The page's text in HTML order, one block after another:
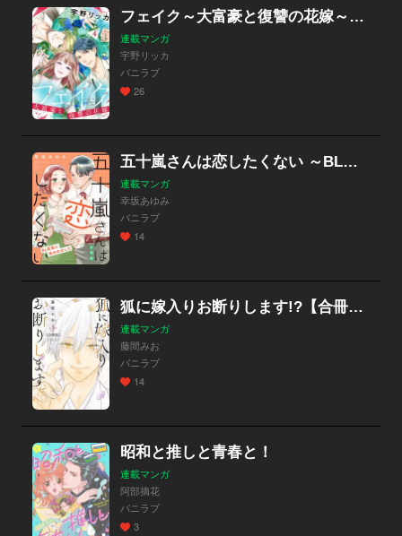
フェイク～大富豪と復讐の花嫁～【合冊版】
連載マンガ
宇野リッカ
バニラブ
26
五十嵐さんは恋したくない ～BL店長に拾われました～【合冊版】
連載マンガ
幸坂あゆみ
バニラブ
14
狐に嫁入りお断りします!?【合冊版】
連載マンガ
藤間みお
バニラブ
14
昭和と推しと青春と！
連載マンガ
阿部摘花
バニラブ
3